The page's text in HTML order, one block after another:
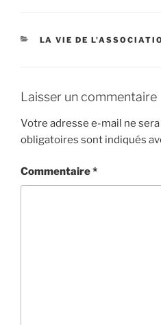
LA VIE DE
Laisser un commentaire
Votre adresse e-mail ne
obligatoires sont indiqués
Commentaire*